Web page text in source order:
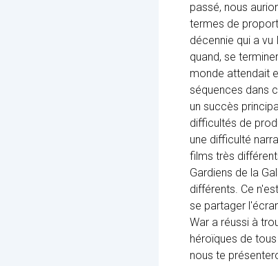
passé, nous
termes de
décennie qui a
quand, se
monde attendait
séquences dans
un succès
difficultés de
une difficulté
films très
Gardiens de la
différents. Ce
se partager
War a réussi à
héroïques de
nous te